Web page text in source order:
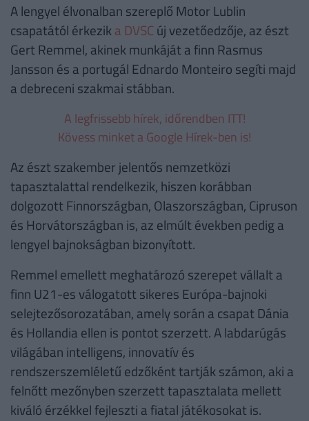
A lengyel élvonalban szereplő Motor Lublin
csapatától érkezika DVSCúj vezetőedzője, az észt
Gert Remmel, akinek munkáját a finn Rasmus
Jansson és a portugál Ednardo Monteiro segíti majd
a debreceni szakmai stábban.
A legfrissebb hírek, időrendben ITT!
Kövess minket a Google Hírek-ben is!
Az észt szakember jelentős nemzetközi
tapasztalattal rendelkezik, hiszen korábban
dolgozott Finnországban, Olaszországban, Cipruson
és Horvátországban is, az elmúlt években pedig a
lengyel bajnokságban bizonyított.
Remmel emellett meghatározó szerepet vállalt a
finn U21-es válogatott sikeres Európa-bajnoki
selejtezősorozatában, amely során a csapat Dánia
és Hollandia ellen is pontot szerzett. A labdarúgás
világában intelligens, innovatív és
rendszerszemléletű edzőként tartják számon, aki a
felnőtt mezőnyben szerzett tapasztalata mellett
kiváló érzékkel fejleszti a fiatal játékosokat is.